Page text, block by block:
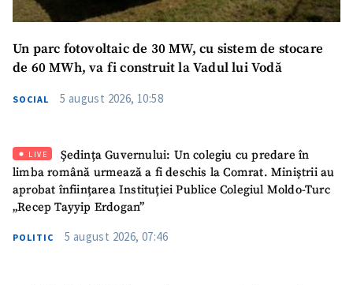
Un parc fotovoltaic de 30 MW, cu sistem de stocare
de 60 MWh, va fi construit la Vadul lui Vodă
SOCIAL 5 august 2026, 10:58
LIVE
Ședința Guvernului: Un colegiu cu predare în
limba română urmează a fi deschis la Comrat. Miniștrii au
aprobat înființarea Instituției Publice Colegiul Moldo-Turc
„Recep Tayyip Erdogan”
POLITIC 5 august 2026, 07:46
Mesajul știrei
+ Mesajul știrei
CONTACT SURSĂ
Sursă anonimă
Email+ Emailul meu
Telefon
+ Telefon personal